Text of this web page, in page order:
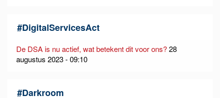
#DigitalServicesAct
De DSA is nu actief, wat betekent dit voor ons?28
augustus 2023 - 09:10
#Darkroom